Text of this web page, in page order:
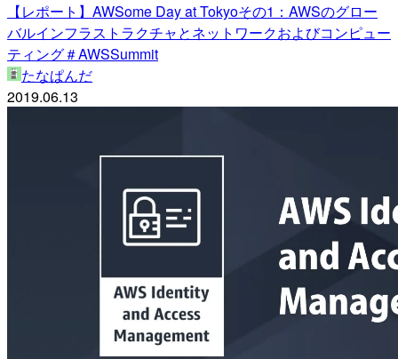
【レポート】AWSome Day at Tokyoその1：AWSのグロー
バルインフラストラクチャとネットワークおよびコンピュー
ティング＃AWSSummit
たなぱんだ
2019.06.13